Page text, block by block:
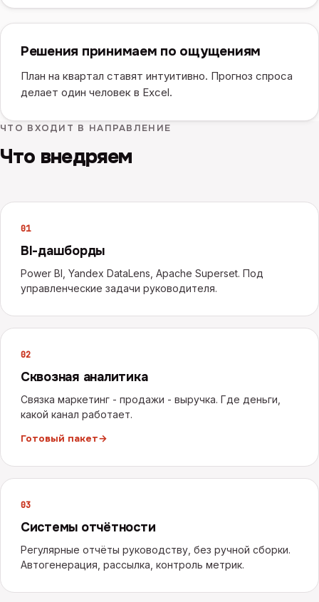
Решения принимаем по ощущениям
План на квартал ставят интуитивно. Прогноз спроса
делает один человек в Excel.
ЧТО ВХОДИТ В НАПРАВЛЕНИЕ
Что внедряем
01
BI-дашборды
Power BI, Yandex DataLens, Apache Superset. Под
управленческие задачи руководителя.
02
Сквозная аналитика
Связка маркетинг - продажи - выручка. Где деньги,
какой канал работает.
Готовый пакет→
03
Системы отчётности
Регулярные отчёты руководству, без ручной сборки.
Автогенерация, рассылка, контроль метрик.